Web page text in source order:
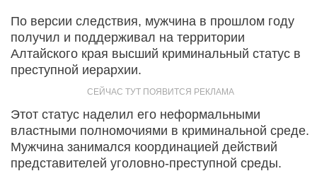
По версии следствия, мужчина в прошлом году
получил и поддерживал на территории
Алтайского края высший криминальный статус в
преступной иерархии.
Этот статус наделил его неформальными
властными полномочиями в криминальной среде.
Мужчина занимался координацией действий
представителей уголовно-преступной среды.